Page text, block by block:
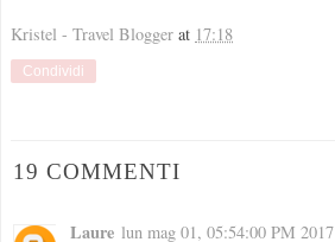
Kristel - Travel Blogger at 17:18
Condividi
19 COMMENTI
Laure lun mag 01, 05:54:00 PM 2017